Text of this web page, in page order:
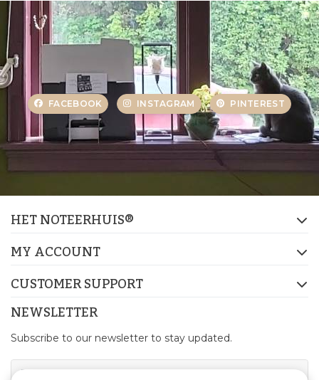
FACEBOOK INSTAGRAM PINTEREST
HET NOTEERHUIS®
MY ACCOUNT
CUSTOMER SUPPORT
NEWSLETTER
Subscribe to our newsletter to stay updated.